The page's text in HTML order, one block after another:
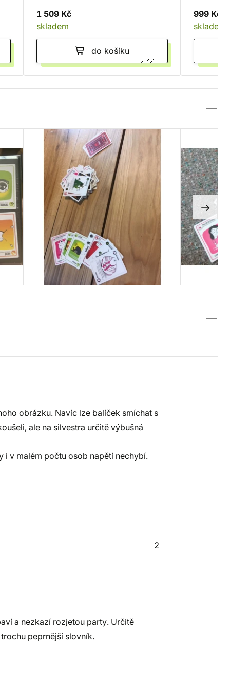
1 509 Kč
skladem
do košíku
999 Kč
skladem
obrázku. Navíc lze balíček smíchat s
ale na silvestra určitě výbušná
i v malém počtu osob napětí nechybí.
2
a nezkazí rozjetou party. Určitě
peprnější slovník.